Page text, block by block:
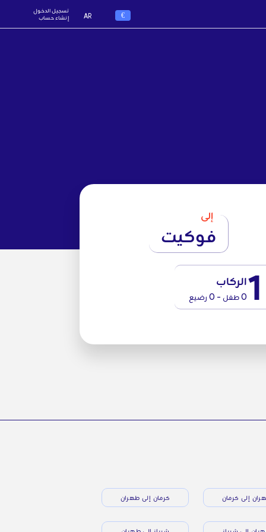
€
AR
تسجيل الدخول
إنشاء حساب
إلى
فوكيت
1الركاب
0 طفل - 0 رضيع
إلى كرمان كرمان إلى طهران